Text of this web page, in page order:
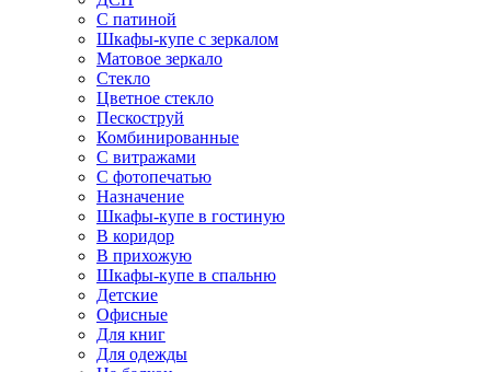
С патиной
Шкафы-купе с зеркалом
Матовое зеркало
Стекло
Цветное стекло
Пескоструй
Комбинированные
С витражами
С фотопечатью
Назначение
Шкафы-купе в гостиную
В коридор
В прихожую
Шкафы-купе в спальню
Детские
Офисные
Для книг
Для одежды